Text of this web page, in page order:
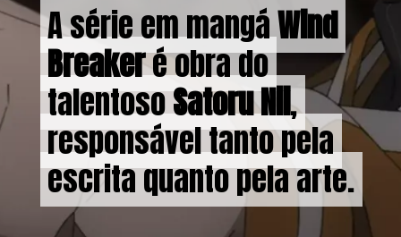
A série em mangáWind
Breakeré obra do
talentosoSatoru Nii,
responsável tanto pela
escrita quanto pela arte.
A série em mangáWind
Breakeré obra do
talentosoSatoru Nii,
responsável tanto pela
escrita quanto pela arte.